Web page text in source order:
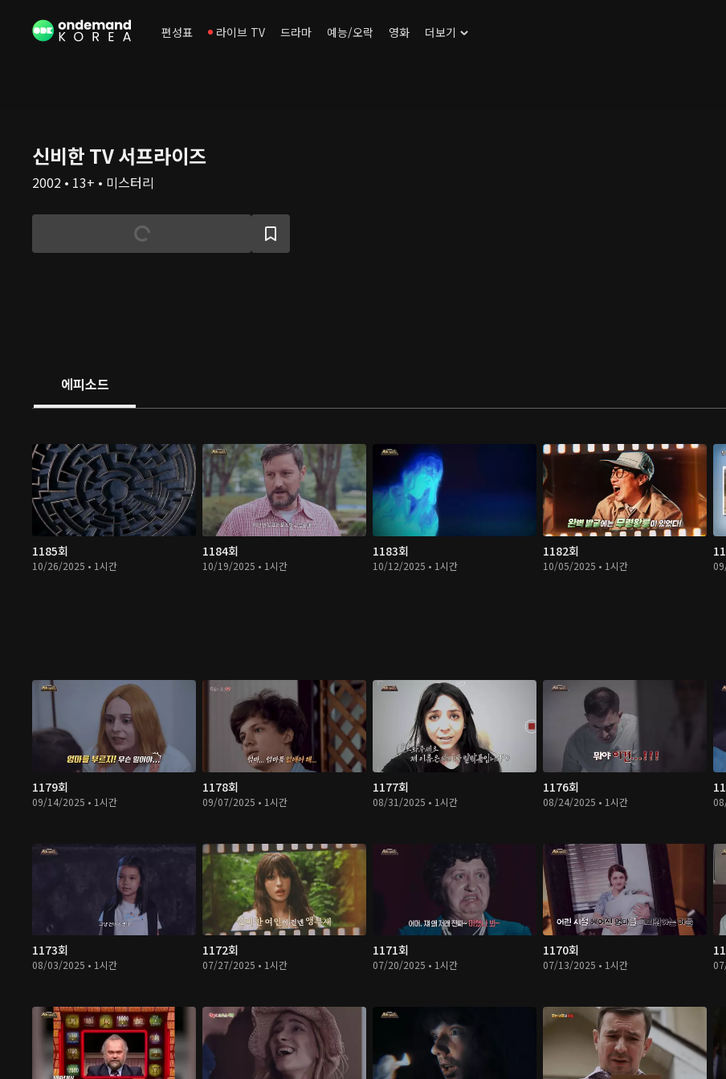
편성표 라이브 TV 드라마 예능/오락 영화 더보기
신비한 TV 서프라이즈
2002 • 13+ • 미스터리
에피소드
1185회
10/26/2025 • 1시간
1184회
10/19/2025 • 1시간
1183회
10/12/2025 • 1시간
1182회
10/05/2025 • 1시간
1179회
09/14/2025 • 1시간
1178회
09/07/2025 • 1시간
1177회
08/31/2025 • 1시간
1176회
08/24/2025 • 1시간
1173회
08/03/2025 • 1시간
1172회
07/27/2025 • 1시간
1171회
07/20/2025 • 1시간
1170회
07/13/2025 • 1시간